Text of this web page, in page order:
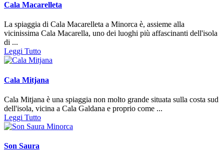
Cala Macarelleta
La spiaggia di Cala Macarelleta a Minorca è, assieme alla
vicinissima Cala Macarella, uno dei luoghi più affascinanti dell'isola
di ...
Leggi Tutto
Cala Mitjana
Cala Mitjana è una spiaggia non molto grande situata sulla costa sud
dell'isola, vicina a Cala Galdana e proprio come ...
Leggi Tutto
Son Saura